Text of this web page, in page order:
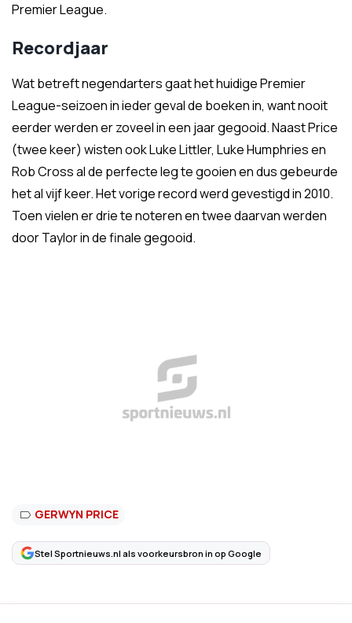
Premier League.
Recordjaar
Wat betreft negendarters gaat het huidige Premier
League-seizoen in ieder geval de boeken in, want nooit
eerder werden er zoveel in een jaar gegooid. Naast Price
(twee keer) wisten ook Luke Littler, Luke Humphries en
Rob Cross al de perfecte leg te gooien en dus gebeurde
het al vijf keer. Het vorige record werd gevestigd in 2010.
Toen vielen er drie te noteren en twee daarvan werden
door Taylor in de finale gegooid.
GERWYN PRICE
Stel Sportnieuws.nl als voorkeursbron in op Google